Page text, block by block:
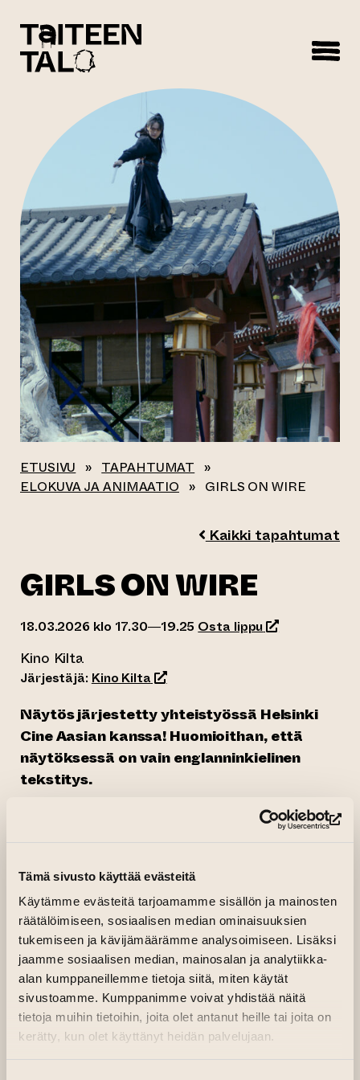
Tämä sivusto käyttää evästeitä
Käytämme evästeitä tarjoamamme sisällön ja mainosten
räätälöimiseen, sosiaalisen median ominaisuuksien
tukemiseen ja kävijämäärämme analysoimiseen. Lisäksi
jaamme sosiaalisen median, mainosalan ja analytiikka-
alan kumppaneillemme tietoja siitä, miten käytät
sivustoamme. Kumppanimme voivat yhdistää näitä
tietoja muihin tietoihin, joita olet antanut heille tai joita on
kerätty, kun olet käyttänyt heidän palvelujaan.
ETUSIVU » TAPAHTUMAT »
ELOKUVA JA ANIMAATIO » GIRLS ON WIRE
Kaikki tapahtumat
GIRLS ON WIRE
18.03.2026 klo 17.30—19.25 Osta lippu (siirtyy toiseen
Kino Kilta
Järjestäjä: Kino Kilta(siirtyy toiseen verkkopalveluun)
Näytös järjestetty yhteistyössä Helsinki
Cine Aasian kanssa! Huomioithan, että
näytöksessä on vain englanninkielinen
tekstitys.
Serkukset Tian Tian ja Fang Di ovat kasvaneet
läheisinä kuin siskokset. Perheen rahaongelmat
kuitenkin ajaneet serkukset erilleen. Viisi vuotta
edellisen tapaamisen jälkeen Tian Tian ilmestyy
stuntnäyttelijänä elantonsa hankkivan Fang
Din työpaikalle gangsterit perässään. Fang Di
joutuukin jälleen vastentahtoisesti perheen
pelastajan rooliin.
Vivian Qun(Angels Wear White) neronleimaus
on ollut sijoittaa neo-noir-tarina suurelta osin
elokuvastudion kulisseihin. Wuxia-elokuvien